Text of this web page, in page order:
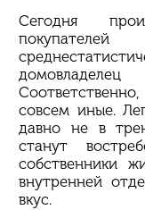
Сегодня
совсем иные.
давно не в
станут
собственники
внутренней
вкус.